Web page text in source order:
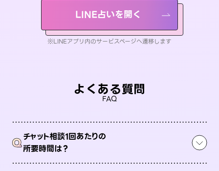
LINE占いを開く
※LINEアプリ内のサービスページへ遷移します
よくある質問
FAQ
Qチャット相談1回あたりの
所要時間は？